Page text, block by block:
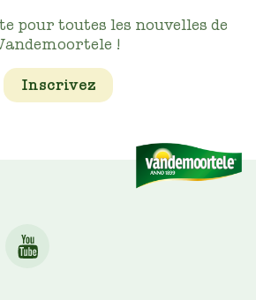
pour toutes les nouvelles de
!
Inscrivez